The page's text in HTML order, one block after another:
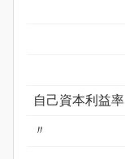
自己資本利益率
〃